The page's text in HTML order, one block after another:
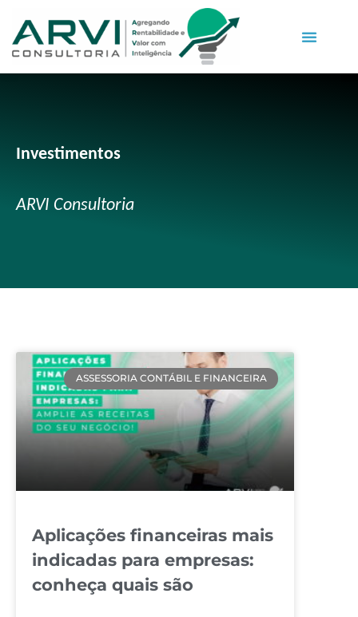
Investimentos
ARVI Consultoria
ASSESSORIA CONTÁBIL E FINANCEIRA
Aplicações financeiras mais
indicadas para empresas:
conheça quais são